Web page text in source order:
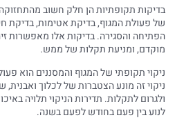
בדיקות תקופתיות הן חלק חשוב
של פעולת המגוף, בדיקת אטימות, בדיקת
הפתיחה והסגירה. בדיקות אלו מאפשרות
מוקדם, ומניעת תקלות של ממש.
ניקוי תקופתי של המגוף והמסננים הוא
ניקוי זה מונע הצטברות של לכלוך
ולגרום לתקלות. תדירות הניקוי תלויה
לנוע בין פעם בחודש לפעם בשנה.